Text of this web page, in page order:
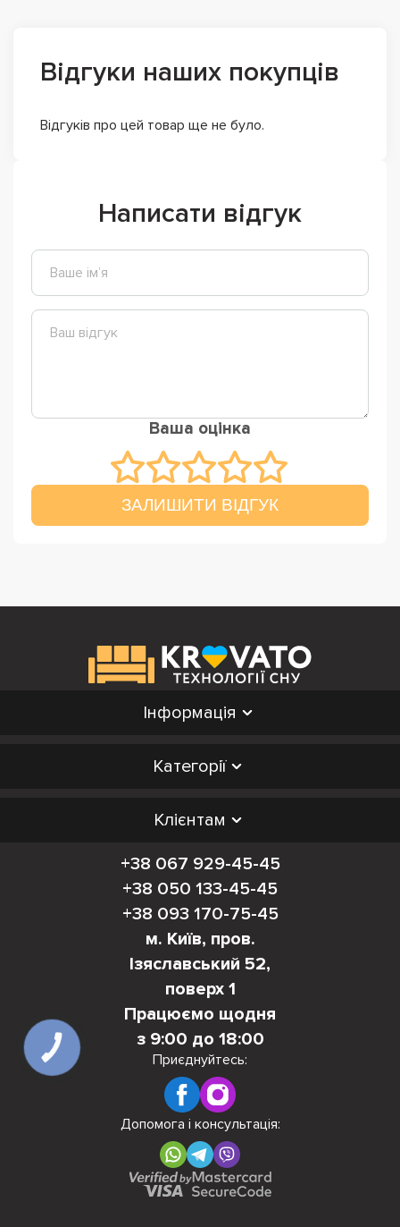
Відгуки наших покупців
Відгуків про цей товар ще не було.
Написати відгук
Ваша оцінка
ЗАЛИШИТИ ВІДГУК
Інформація
Категорії
Клієнтам
+38 067 929-45-45
+38 050 133-45-45
+38 093 170-75-45
м. Київ, пров.
Ізяславський 52,
поверх 1
Працюємо щодня
з 9:00 до 18:00
Приєднуйтесь:
Допомога і консультація:
КНОПКА
ЗВ'ЯЗКУ